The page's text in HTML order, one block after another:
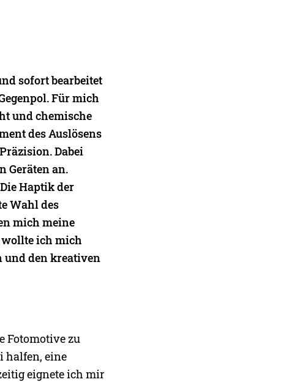
sofort bearbeitet
Für mich
und chemische
des Auslösens
Dabei
Geräten an.
Haptik der
Wahl des
mich meine
wollte ich mich
und den kreativen
Fotomotive zu
halfen, eine
eignete ich mir